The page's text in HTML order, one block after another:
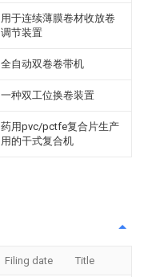
用于连续薄膜卷材收放卷
调节装置
全自动双卷卷带机
一种双工位换卷装置
药用pvc/pctfe复合片生产
用的干式复合机
Filing date Title